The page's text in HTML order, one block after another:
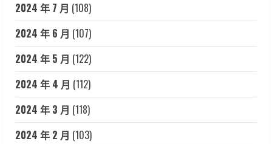
2024 年 7 月 (108)
2024 年 6 月 (107)
2024 年 5 月 (122)
2024 年 4 月 (112)
2024 年 3 月 (118)
2024 年 2 月 (103)